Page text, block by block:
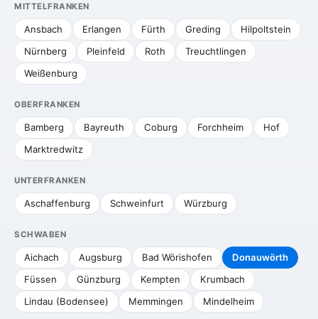
MITTELFRANKEN
Ansbach Erlangen Fürth Greding
Hilpoltstein
Nürnberg
Pleinfeld Roth
Treuchtlingen
Weißenburg
OBERFRANKEN
Bamberg Bayreuth Coburg Forchheim
Hof
Marktredwitz
UNTERFRANKEN
Aschaffenburg Schweinfurt Würzburg
SCHWABEN
Aichach Augsburg Bad Wörishofen
Donauwörth
Füssen
Günzburg Kempten
Krumbach
Lindau (Bodensee)
Memmingen Mindelheim